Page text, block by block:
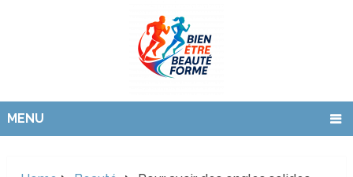
MENU